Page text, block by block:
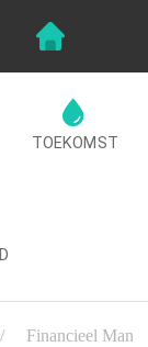
TOEKOMST
Financieel